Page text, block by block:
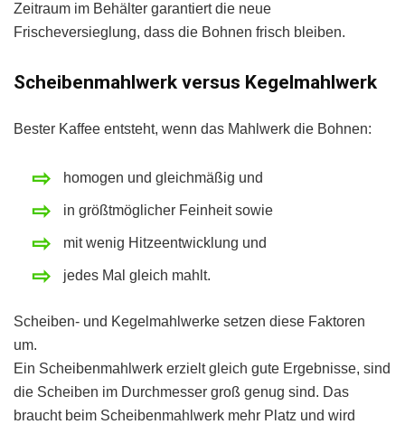
Zeitraum im Behälter garantiert die neue
Frischeversieglung, dass die Bohnen frisch bleiben.
Scheibenmahlwerk versus Kegelmahlwerk
Bester Kaffee entsteht, wenn das Mahlwerk die Bohnen:
homogen und gleichmäßig und
in größtmöglicher Feinheit sowie
mit wenig Hitzeentwicklung und
jedes Mal gleich mahlt.
Scheiben- und Kegelmahlwerke setzen diese Faktoren
um.
Ein Scheibenmahlwerk erzielt gleich gute Ergebnisse, sind
die Scheiben im Durchmesser groß genug sind. Das
braucht beim Scheibenmahlwerk mehr Platz und wird